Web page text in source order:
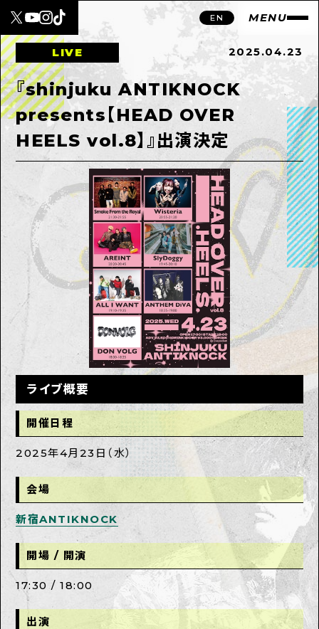
EN MENU
LIVE 2025.04.23
『shinjuku ANTIKNOCK
presents【HEAD OVER
HEELS vol.8】』出演決定
ライブ概要
開催日程
2025年4月23日（水）
会場
新宿ANTIKNOCK
開場 / 開演
17:30 / 18:00
出演